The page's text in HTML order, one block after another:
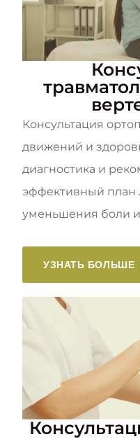
Консультация
движений и
диагностика и
эффективный план
уменьшения боли
УЗНАТЬ БОЛЬШЕ